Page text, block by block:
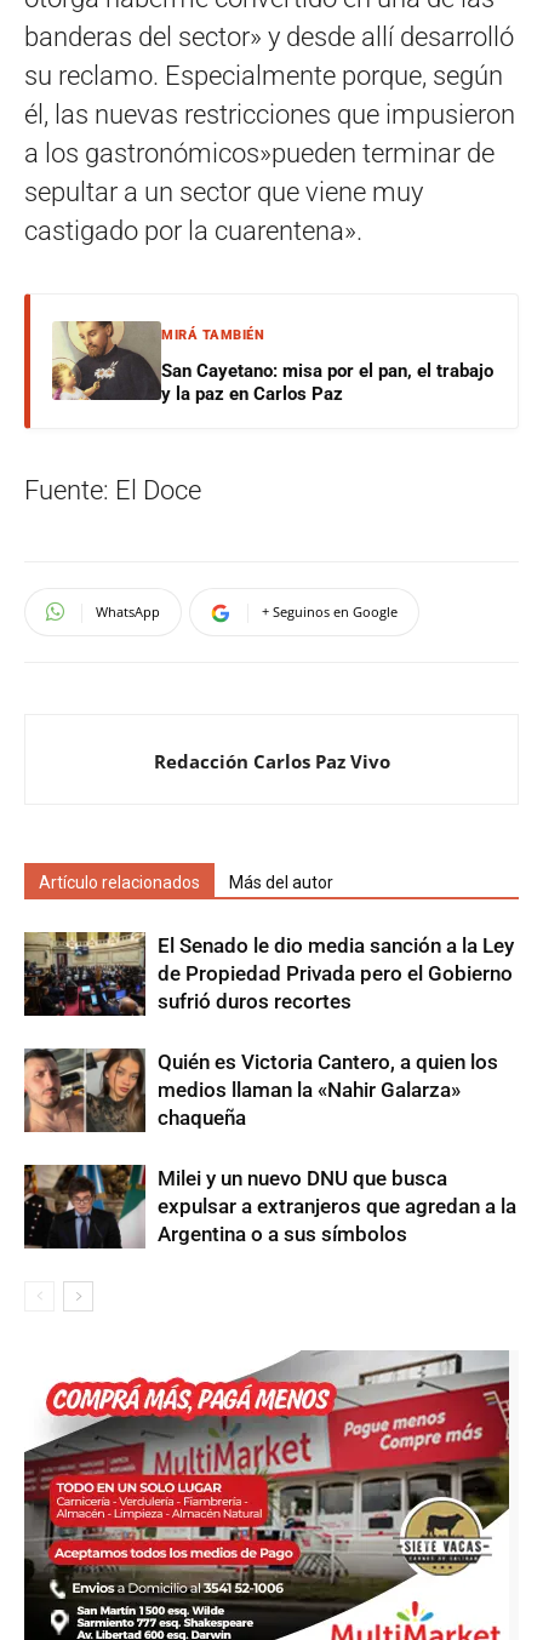
banderas del sector» y desde allí desarrolló
su reclamo. Especialmente porque, según
él, las nuevas restricciones que impusieron
a los gastronómicos»pueden terminar de
sepultar a un sector que viene muy
castigado por la cuarentena».
MIRÁ TAMBIÉN
San Cayetano: misa por el pan, el trabajo
y la paz en Carlos Paz
Fuente: El Doce
WhatsApp + Seguinos en Google
Redacción Carlos Paz Vivo
Artículo relacionados Más del autor
El Senado le dio media sanción a la Ley
de Propiedad Privada pero el Gobierno
sufrió duros recortes
Quién es Victoria Cantero, a quien los
medios llaman la «Nahir Galarza»
chaqueña
Milei y un nuevo DNU que busca
expulsar a extranjeros que agredan a la
Argentina o a sus símbolos